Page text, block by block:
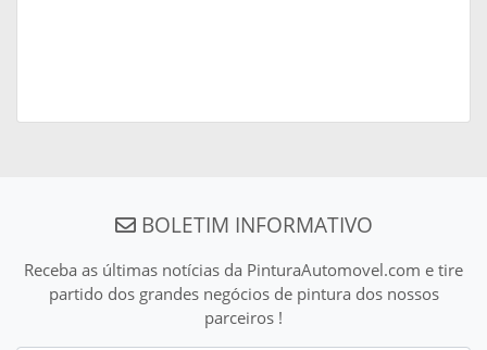
BOLETIM INFORMATIVO
Receba as últimas notícias da PinturaAutomovel.com e tire
partido dos grandes negócios de pintura dos nossos
parceiros !